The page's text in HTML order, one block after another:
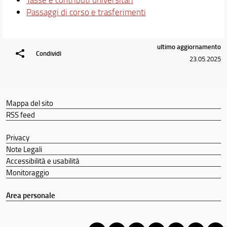
Passaggi di corso e trasferimenti
Condividi
ultimo aggiornamento
23.05.2025
Mappa del sito
RSS feed
Privacy
Note Legali
Accessibilità e usabilità
Monitoraggio
Area personale